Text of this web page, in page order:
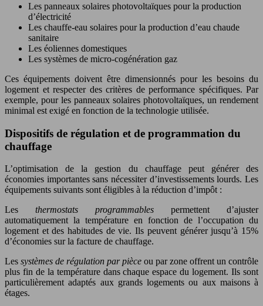
Les panneaux solaires photovoltaïques pour la production
d’électricité
Les chauffe-eau solaires pour la production d’eau chaude
sanitaire
Les éoliennes domestiques
Les systèmes de micro-cogénération gaz
Ces équipements doivent être dimensionnés pour les besoins du
logement et respecter des critères de performance spécifiques. Par
exemple, pour les panneaux solaires photovoltaïques, un rendement
minimal est exigé en fonction de la technologie utilisée.
Dispositifs de régulation et de programmation du
chauffage
L’optimisation de la gestion du chauffage peut générer des
économies importantes sans nécessiter d’investissements lourds. Les
équipements suivants sont éligibles à la réduction d’impôt :
Les thermostats programmables permettent d’ajuster
automatiquement la température en fonction de l’occupation du
logement et des habitudes de vie. Ils peuvent générer jusqu’à 15%
d’économies sur la facture de chauffage.
Les systèmes de régulation par pièce ou par zone offrent un contrôle
plus fin de la température dans chaque espace du logement. Ils sont
particulièrement adaptés aux grands logements ou aux maisons à
étages.